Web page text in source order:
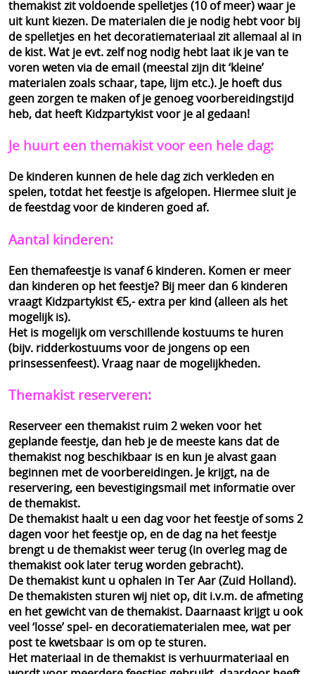
themakist zit voldoende spelletjes (10 of meer) waar je
uit kunt kiezen. De materialen die je nodig hebt voor bij
de spelletjes en het decoratiemateriaal zit allemaal al in
de kist. Wat je evt. zelf nog nodig hebt laat ik je van te
voren weten via de email (meestal zijn dit ‘kleine’
materialen zoals schaar, tape, lijm etc.). Je hoeft dus
geen zorgen te maken of je genoeg voorbereidingstijd
heb, dat heeft Kidzpartykist voor je al gedaan!
Je huurt een themakist voor een hele dag:
De kinderen kunnen de hele dag zich verkleden en
spelen, totdat het feestje is afgelopen. Hiermee sluit je
de feestdag voor de kinderen goed af.
Aantal kinderen:
Een themafeestje is vanaf 6 kinderen. Komen er meer
dan kinderen op het feestje? Bij meer dan 6 kinderen
vraagt Kidzpartykist €5,- extra per kind (alleen als het
mogelijk is).
Het is mogelijk om verschillende kostuums te huren
(bijv. ridderkostuums voor de jongens op een
prinsessenfeest). Vraag naar de mogelijkheden.
Themakist reserveren:
Reserveer een themakist ruim 2 weken voor het
geplande feestje, dan heb je de meeste kans dat de
themakist nog beschikbaar is en kun je alvast gaan
beginnen met de voorbereidingen. Je krijgt, na de
reservering, een bevestigingsmail met informatie over
de themakist.
De themakist haalt u een dag voor het feestje of soms 2
dagen voor het feestje op, en de dag na het feestje
brengt u de themakist weer terug (in overleg mag de
themakist ook later terug worden gebracht).
De themakist kunt u ophalen in Ter Aar (Zuid Holland).
De themakisten sturen wij niet op, dit i.v.m. de afmeting
en het gewicht van de themakist. Daarnaast krijgt u ook
veel ‘losse’ spel- en decoratiematerialen mee, wat per
post te kwetsbaar is om op te sturen.
Het materiaal in de themakist is verhuurmateriaal en